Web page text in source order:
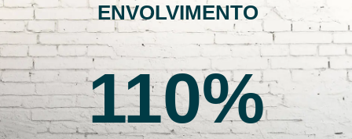
ENVOLVIMENTO
110